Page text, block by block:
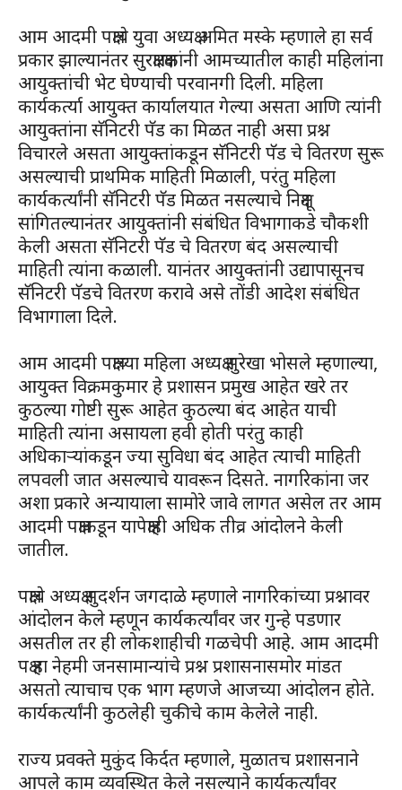
आम आदमी पक्षाचे युवा अध्यक्ष अमित मस्के म्हणाले हा सर्व
प्रकार झाल्यानंतर सुरक्षारक्षकांनी आमच्यातील काही महिलांना
आयुक्तांची भेट घेण्याची परवानगी दिली. महिला
कार्यकर्त्या आयुक्त कार्यालयात गेल्या असता आणि त्यांनी
आयुक्तांना सॅनिटरी पॅड का मिळत नाही असा प्रश्न
विचारले असता आयुक्तांकडून सॅनिटरी पॅड चे वितरण सुरू
असल्याची प्राथमिक माहिती मिळाली, परंतु महिला
कार्यकर्त्यांनी सॅनिटरी पॅड मिळत नसल्याचे निक्षून
सांगितल्यानंतर आयुक्तांनी संबंधित विभागाकडे चौकशी
केली असता सॅनिटरी पॅड चे वितरण बंद असल्याची
माहिती त्यांना कळाली. यानंतर आयुक्तांनी उद्यापासूनच
सॅनिटरी पॅडचे वितरण करावे असे तोंडी आदेश संबंधित
विभागाला दिले.
आम आदमी पक्षाच्या महिला अध्यक्ष सुरेखा भोसले म्हणाल्या,
आयुक्त विक्रमकुमार हे प्रशासन प्रमुख आहेत खरे तर
कुठल्या गोष्टी सुरू आहेत कुठल्या बंद आहेत याची
माहिती त्यांना असायला हवी होती परंतु काही
अधिकाऱ्यांकडून ज्या सुविधा बंद आहेत त्याची माहिती
लपवली जात असल्याचे यावरून दिसते. नागरिकांना जर
अशा प्रकारे अन्यायाला सामोरे जावे लागत असेल तर आम
आदमी पक्षाकडून यापेक्षाही अधिक तीव्र आंदोलने केली
जातील.
पक्षाचे अध्यक्ष सुदर्शन जगदाळे म्हणाले नागरिकांच्या प्रश्नावर
आंदोलन केले म्हणून कार्यकर्त्यांवर जर गुन्हे पडणार
असतील तर ही लोकशाहीची गळचेपी आहे. आम आदमी
पक्ष हा नेहमी जनसामान्यांचे प्रश्न प्रशासनासमोर मांडत
असतो त्याचाच एक भाग म्हणजे आजच्या आंदोलन होते.
कार्यकर्त्यांनी कुठलेही चुकीचे काम केलेले नाही.
राज्य प्रवक्ते मुकुंद किर्दत म्हणाले, मुळातच प्रशासनाने
आपले काम व्यवस्थित केले नसल्याने कार्यकर्त्यांवर